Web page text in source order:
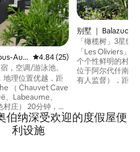
Aub 平均评分 4.84 分（满分 5 分）
4.84 (25)
，空调/游泳池。
地理位置优越，距
（ Chauvet Cave
、Labeaume、
庄） 20分钟，距
、瀑布、森林和
渴望自然运动（洞
别墅 ｜ Balazuc
「橄榄树」3星级
「Les Oliviers」
个个性鲜明的村庄
位于阿尔代什南部
有人监督），距离
络。 120平方米露
伯纳深受欢迎的度假屋便
利设施